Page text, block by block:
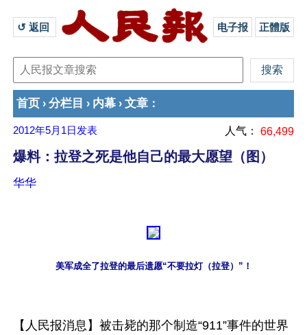
↺ 返回 电子报 正體版
首页 › 分栏目 › 内幕 › 文章 ：
2012年5月1日 发表 人气： 66,499
爆料：拉登之死是他自己的最大愿望（图）
华华
美军成全了拉登的最后遗愿“不要拉灯（拉登）”！
【人民报消息】被击毙的那个制造“911”事件的世界